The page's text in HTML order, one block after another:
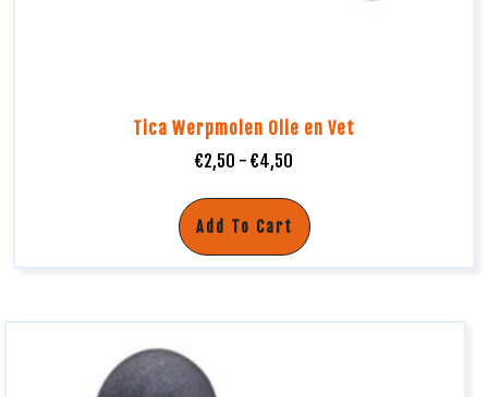
Tica Werpmolen Olie en Vet
€2,50 - €4,50
Add To Cart